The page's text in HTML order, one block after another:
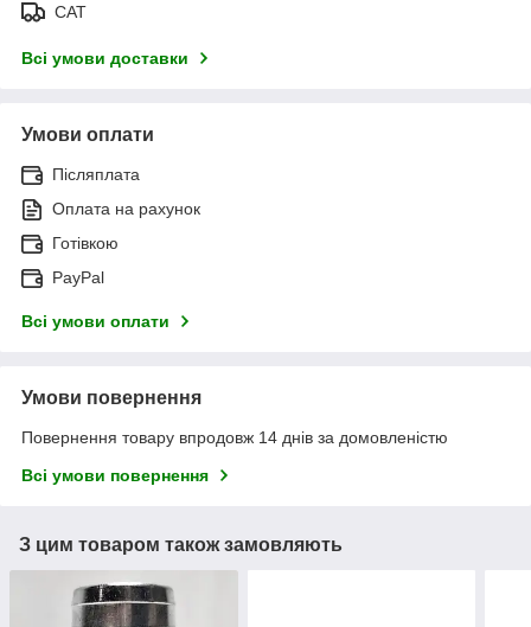
САТ
Всі умови доставки
Умови оплати
Післяплата
Оплата на рахунок
Готівкою
PayPal
Всі умови оплати
Умови повернення
Повернення товару впродовж 14 днів за домовленістю
Всі умови повернення
З цим товаром також замовляють